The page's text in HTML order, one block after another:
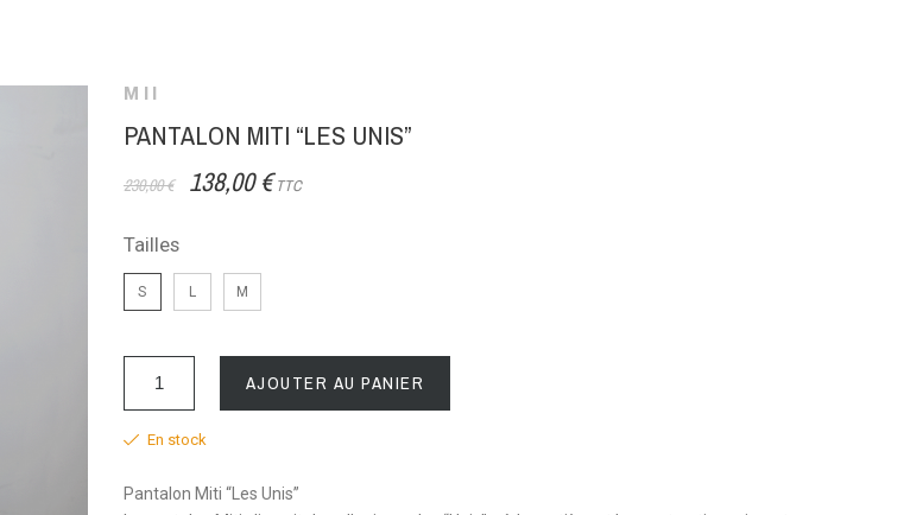
MII
PANTALON MITI “LES UNIS”
230,00 € 138,00 € TTC
Tailles
S L M
AJOUTER AU PANIER
En stock
Pantalon Miti “Les Unis”